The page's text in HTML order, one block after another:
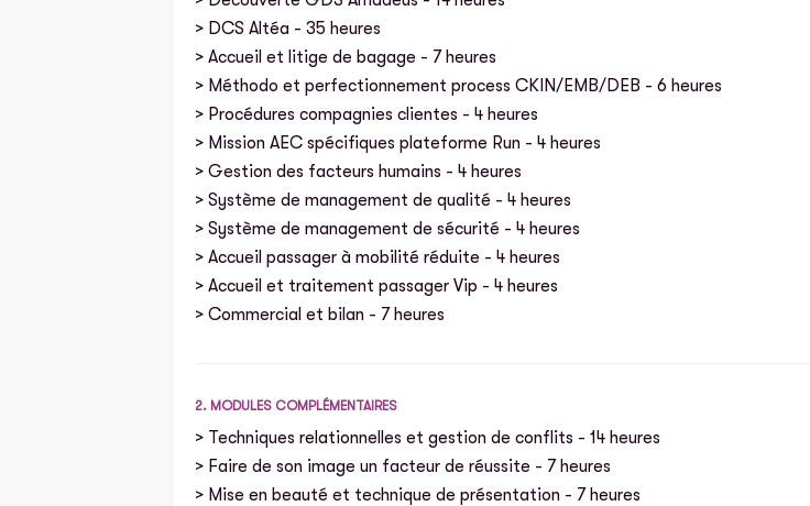
> DCS Altéa - 35 heures
> Accueil et litige de bagage - 7 heures
> Méthodo et perfectionnement process CKIN/EMB/DEB - 6 heures
> Procédures compagnies clientes - 4 heures
> Mission AEC spécifiques plateforme Run - 4 heures
> Gestion des facteurs humains - 4 heures
> Système de management de qualité - 4 heures
> Système de management de sécurité - 4 heures
> Accueil passager à mobilité réduite - 4 heures
> Accueil et traitement passager Vip - 4 heures
> Commercial et bilan - 7 heures
2. MODULES COMPLÉMENTAIRES
> Techniques relationnelles et gestion de conflits - 14 heures
> Faire de son image un facteur de réussite - 7 heures
> Mise en beauté et technique de présentation - 7 heures